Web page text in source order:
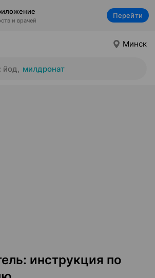
и врачей
Перейти
Минск
йод, милдронат
инструкция по